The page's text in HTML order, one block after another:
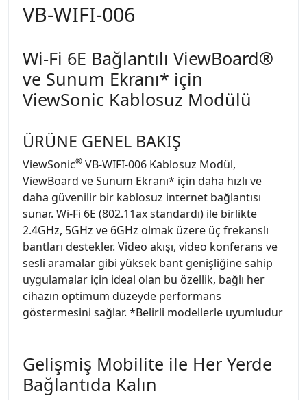
VB-WIFI-006
Wi-Fi 6E Bağlantılı ViewBoard®
ve Sunum Ekranı* için
ViewSonic Kablosuz Modülü
ÜRÜNE GENEL BAKIŞ
ViewSonic® VB-WIFI-006 Kablosuz Modül,
ViewBoard ve Sunum Ekranı* için daha hızlı ve
daha güvenilir bir kablosuz internet bağlantısı
sunar. Wi-Fi 6E (802.11ax standardı) ile birlikte
2.4GHz, 5GHz ve 6GHz olmak üzere üç frekanslı
bantları destekler. Video akışı, video konferans ve
sesli aramalar gibi yüksek bant genişliğine sahip
uygulamalar için ideal olan bu özellik, bağlı her
cihazın optimum düzeyde performans
göstermesini sağlar. *Belirli modellerle uyumludur
Gelişmiş Mobilite ile Her Yerde
Bağlantıda Kalın